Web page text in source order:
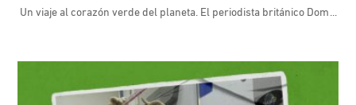
Un viaje al corazón verde del planeta. El periodista británico Dom